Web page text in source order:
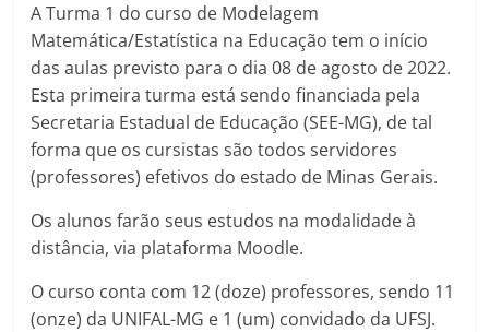
A Turma 1 do curso de Modelagem
Matemática/Estatística na Educação tem o início
das aulas previsto para o dia 08 de agosto de 2022.
Esta primeira turma está sendo financiada pela
Secretaria Estadual de Educação (SEE-MG), de tal
forma que os cursistas são todos servidores
(professores) efetivos do estado de Minas Gerais.
Os alunos farão seus estudos na modalidade à
distância, via plataforma Moodle.
O curso conta com 12 (doze) professores, sendo 11
(onze) da UNIFAL-MG e 1 (um) convidado da UFSJ.